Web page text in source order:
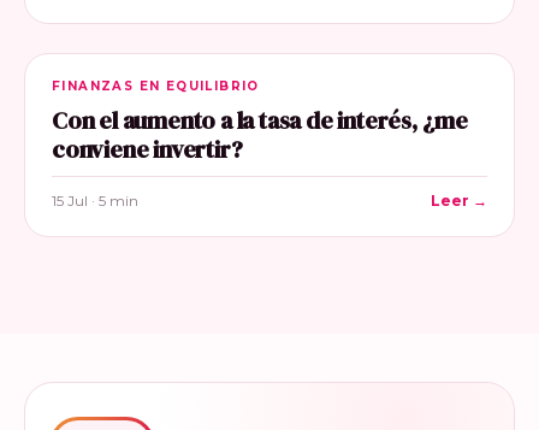
FINANZAS EN EQUILIBRIO
Con el aumento a la tasa de interés, ¿me
conviene invertir?
15 Jul · 5 min Leer →